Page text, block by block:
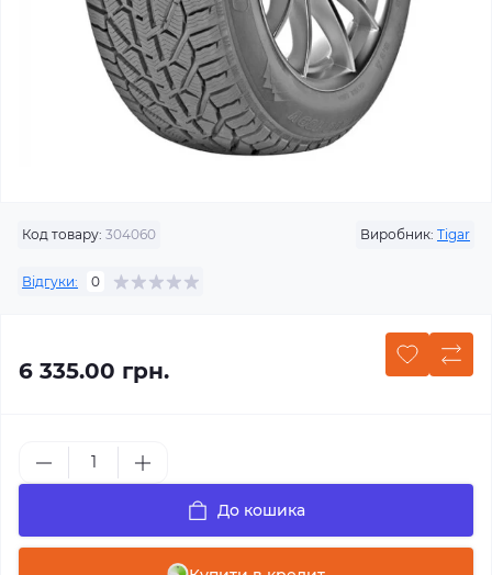
Код товару: 304060 Виробник: Tigar
Відгуки: 0
6 335.00 грн.
До кошика